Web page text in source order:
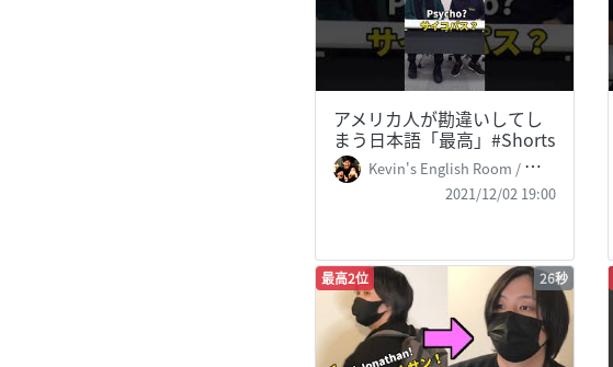
アメリカ人が勘違いしてし
まう日本語「最高」#Shorts
Kevin's English Room / 掛山ケビ志郎
2021/12/02 19:00
最高2位 26秒